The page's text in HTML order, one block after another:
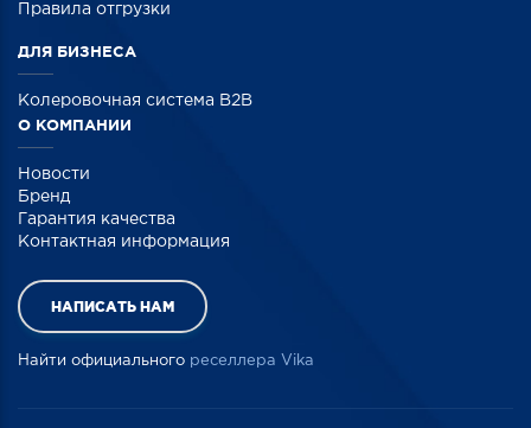
Правила отгрузки
ДЛЯ БИЗНЕСА
Колеровочная система B2B
О КОМПАНИИ
Новости
Бренд
Гарантия качества
Контактная информация
НАПИСАТЬ НАМ
Найти официального реселлера Vika